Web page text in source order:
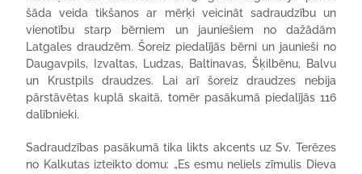
šāda veida tikšanos ar mērķi veicināt sadraudzību un
vienotību starp bērniem un jauniešiem no dažādām
Latgales draudzēm. Šoreiz piedalījās bērni un jaunieši no
Daugavpils, Izvaltas, Ludzas, Baltinavas, Šķilbēnu, Balvu
un Krustpils draudzes. Lai arī šoreiz draudzes nebija
pārstāvētas kuplā skaitā, tomēr pasākumā piedalījās 116
dalībnieki.
Sadraudzības pasākumā tika likts akcents uz Sv. Terēzes
no Kalkutas izteikto domu: „Es esmu neliels zīmulis Dieva